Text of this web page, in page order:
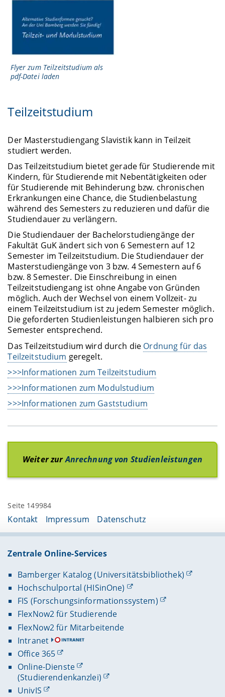
Flyer zum Teilzeitstudium als
pdf-Datei laden
Teilzeitstudium
Der Masterstudiengang Slavistik kann in Teilzeit
studiert werden.
Das Teilzeitstudium bietet gerade für Studierende mit
Kindern, für Studierende mit Nebentätigkeiten oder
für Studierende mit Behinderung bzw. chronischen
Erkrankungen eine Chance, die Studienbelastung
während des Semesters zu reduzieren und dafür die
Studiendauer zu verlängern.
Die Studiendauer der Bachelorstudiengänge der
Fakultät GuK ändert sich von 6 Semestern auf 12
Semester im Teilzeitstudium. Die Studiendauer der
Masterstudiengänge von 3 bzw. 4 Semestern auf 6
bzw. 8 Semester. Die Einschreibung in einen
Teilzeitstudiengang ist ohne Angabe von Gründen
möglich. Auch der Wechsel von einem Vollzeit- zu
einem Teilzeitstudium ist zu jedem Semester möglich.
Die geforderten Studienleistungen halbieren sich pro
Semester entsprechend.
Das Teilzeitstudium wird durch die Ordnung für das
Teilzeitstudium geregelt.
>>>Informationen zum Teilzeitstudium
>>>Informationen zum Modulstudium
>>>Informationen zum Gaststudium
Weiter zurAnrechnung von Studienleistungen
Seite 149984
Kontakt Impressum Datenschutz
Zentrale Online-Services
Bamberger Katalog (Universitätsbibliothek)
Hochschulportal (HISinOne)
FIS (Forschungsinformationssystem)
FlexNow2 für Studierende
FlexNow2 für Mitarbeitende
Intranet
Office 365
Online-Dienste
(Studierendenkanzlei)
UnivIS